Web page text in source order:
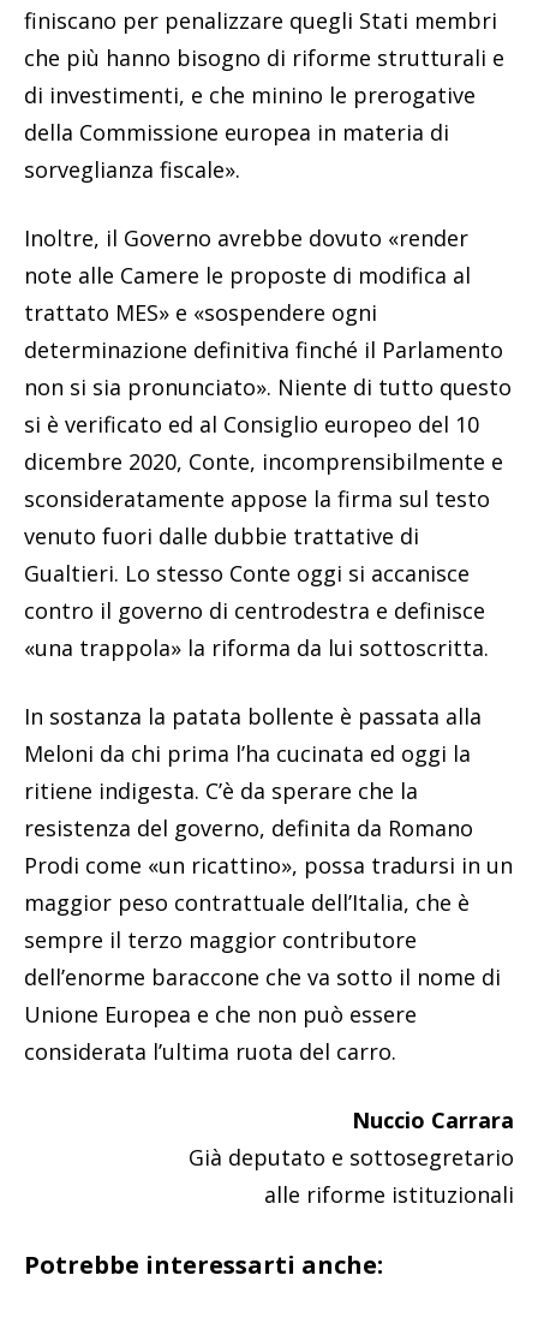
finiscano per penalizzare quegli Stati membri
che più hanno bisogno di riforme strutturali e
di investimenti, e che minino le prerogative
della Commissione europea in materia di
sorveglianza fiscale».
Inoltre, il Governo avrebbe dovuto «render
note alle Camere le proposte di modifica al
trattato MES» e «sospendere ogni
determinazione definitiva finché il Parlamento
non si sia pronunciato». Niente di tutto questo
si è verificato ed al Consiglio europeo del 10
dicembre 2020, Conte, incomprensibilmente e
sconsideratamente appose la firma sul testo
venuto fuori dalle dubbie trattative di
Gualtieri. Lo stesso Conte oggi si accanisce
contro il governo di centrodestra e definisce
«una trappola» la riforma da lui sottoscritta.
In sostanza la patata bollente è passata alla
Meloni da chi prima l’ha cucinata ed oggi la
ritiene indigesta. C’è da sperare che la
resistenza del governo, definita da Romano
Prodi come «un ricattino», possa tradursi in un
maggior peso contrattuale dell’Italia, che è
sempre il terzo maggior contributore
dell’enorme baraccone che va sotto il nome di
Unione Europea e che non può essere
considerata l’ultima ruota del carro.
Nuccio Carrara
Già deputato e sottosegretario
alle riforme istituzionali
Potrebbe interessarti anche: